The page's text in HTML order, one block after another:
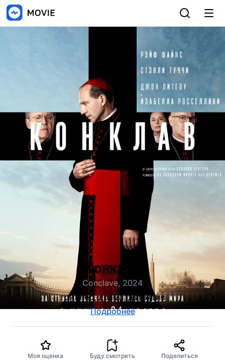
Конклав
Conclave, 2024
триллер, драма, детектив
Подробнее
Моя оценка Буду смотреть Поделиться